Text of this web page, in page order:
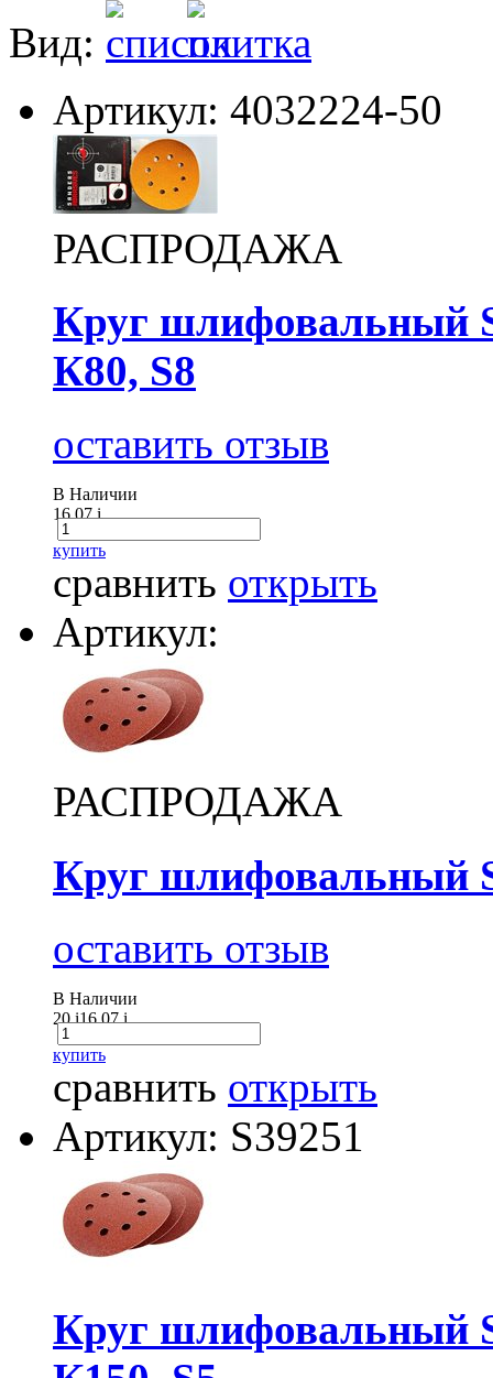
Вид:
Артикул: 4032224-50
РАСПРОДАЖА
Круг шлифовальный
К80, S8
оставить отзыв
В Наличии
16.07i
купить
сравнить открыть
Артикул:
РАСПРОДАЖА
Круг шлифовальный
оставить отзыв
В Наличии
20i16.07i
купить
сравнить открыть
Артикул: S39251
Круг шлифовальный